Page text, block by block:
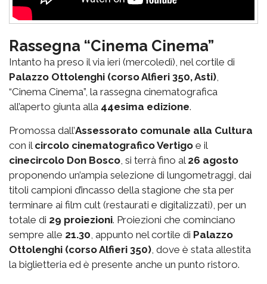
Rassegna “Cinema Cinema”
Intanto ha preso il via ieri (mercoledì), nel cortile di
Palazzo Ottolenghi (corso Alfieri 350, Asti),
“Cinema Cinema”, la rassegna cinematografica
all’aperto giunta alla 44esima edizione.
Promossa dall’Assessorato comunale alla Cultura
con il circolo cinematografico Vertigo e il
cinecircolo Don Bosco, si terrà fino al 26 agosto
proponendo un’ampia selezione di lungometraggi, dai
titoli campioni d’incasso della stagione che sta per
terminare ai film cult (restaurati e digitalizzati), per un
totale di 29 proiezioni. Proiezioni che cominciano
sempre alle 21.30, appunto nel cortile di Palazzo
Ottolenghi (corso Alfieri 350), dove è stata allestita
la biglietteria ed è presente anche un punto ristoro.